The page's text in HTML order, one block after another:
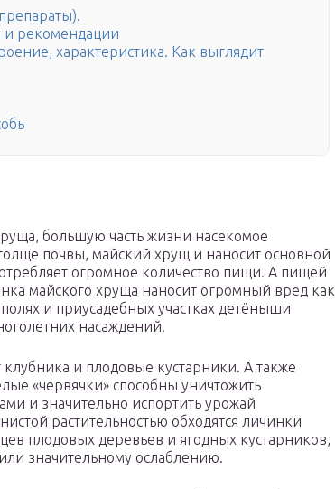
и рекомендации
характеристика. Как выглядит
большую часть жизни насекомое
почвы, майский хрущ и наносит основной
огромное количество пищи. А пищей
майского хруща наносит огромный вред как
и приусадебных участках детёныши
насаждений.
клубника и плодовые кустарники. А также
«червячки» способны уничтожить
и значительно испортить урожай
растительностью обходятся личинки
плодовых деревьев и ягодных кустарников,
значительному ослаблению.